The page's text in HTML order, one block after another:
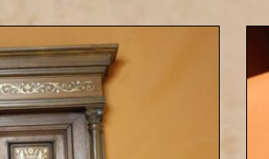
Bierkrug mit
„Hopfen und